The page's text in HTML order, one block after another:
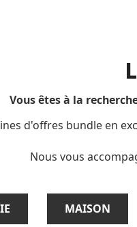
Vous êtes à la
d'offres bundle en
Nous vous
MAISON